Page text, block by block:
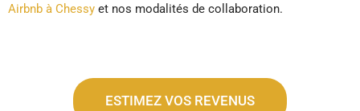
Airbnb à Chessy et nos modalités de collaboration.
ESTIMEZ VOS REVENUS